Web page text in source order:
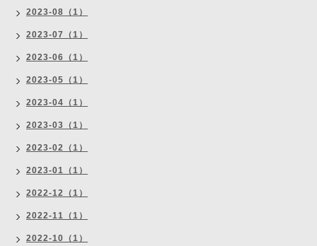
2023-08（1）
2023-07（1）
2023-06（1）
2023-05（1）
2023-04（1）
2023-03（1）
2023-02（1）
2023-01（1）
2022-12（1）
2022-11（1）
2022-10（1）